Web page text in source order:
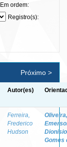
Em ordem:
Registro(s):
Próximo >
Autor(es)
Ferreira,
Frederico
Hudson
Oliveira,
Dionisio
Gomes